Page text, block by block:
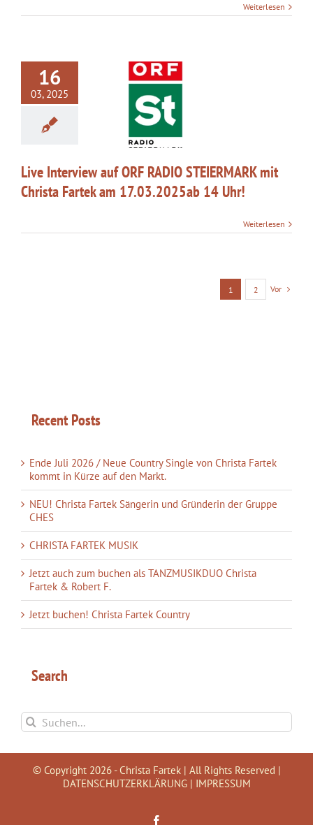
Weiterlesen
16
03, 2025
auf ORF
mit
Fartek am
14 Uhr!
Live Interview auf ORF RADIO STEIERMARK mit
Christa Fartek am 17.03.2025ab 14 Uhr!
Weiterlesen
1 2 Vor
Recent Posts
Ende Juli 2026 / Neue Country Single von Christa Fartek
kommt in Kürze auf den Markt.
NEU! Christa Fartek Sängerin und Gründerin der Gruppe
CHES
CHRISTA FARTEK MUSIK
Jetzt auch zum buchen als TANZMUSIKDUO Christa
Fartek & Robert F.
Jetzt buchen! Christa Fartek Country
Search
Suche
nach:
© Copyright 2026 - Christa Fartek | All Rights Reserved |
DATENSCHUTZERKLÄRUNG| IMPRESSUM